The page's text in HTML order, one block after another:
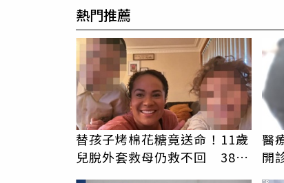
熱門推薦
替孩子烤棉花糖竟送命！11歲
兒脫外套救母仍救不回 38歲
媽不幸離世
醫
開
莘